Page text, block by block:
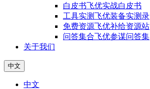
白皮书飞优实战白皮书
工具实测飞优装备实测录
免费资源飞优补给资源站
问答集合飞优参谋问答集
关于我们
中文
中文